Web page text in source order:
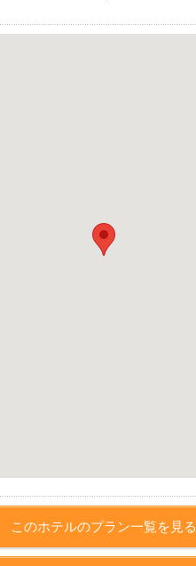
このホテルのプラン一覧を見る